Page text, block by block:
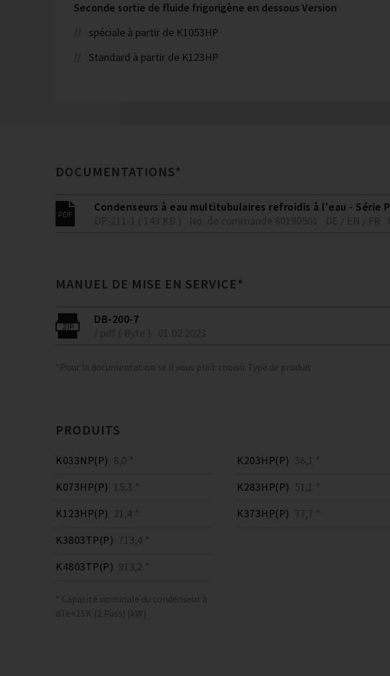
Seconde sortie de fluide frigorigène en dessous Version
spéciale à partir de K1053HP
Standard à partir de K123HP
DOCUMENTATIONS*
Condenseurs à eau multitubulaires refroidis à l'eau - Série P
MANUEL DE MISE EN SERVICE*
DB-200-7
*Pour la documentation se il vous plaît choisir Type de produit
PRODUITS
K033NP(P) 8,0 *
K073HP(P) 15,3 *
K123HP(P) 21,4 *
K203HP(P) 36,1 *
K283HP(P) 51,1 *
K373HP(P) 77,7 *
K3803TP(P) 713,4 *
K4803TP(P) 913,2 *
* Capacité nominale du condenseur à
dTe=15K (2 Pass) [kW]